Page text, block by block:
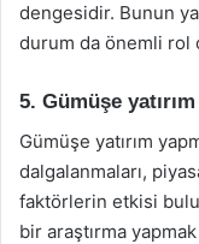
dengesidir. Bunun
durum da önemli rol
5. Gümüşe
Gümüşe yatırım
dalgalanmaları,
faktörlerin etkisi
bir araştırma